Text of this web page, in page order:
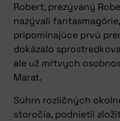
Robert, prezývaný
nazývali
pripomínajúce prvú
dokázalo
ale už mŕtvych
Marat.
Súhrn rozličných
storočia, podnietil